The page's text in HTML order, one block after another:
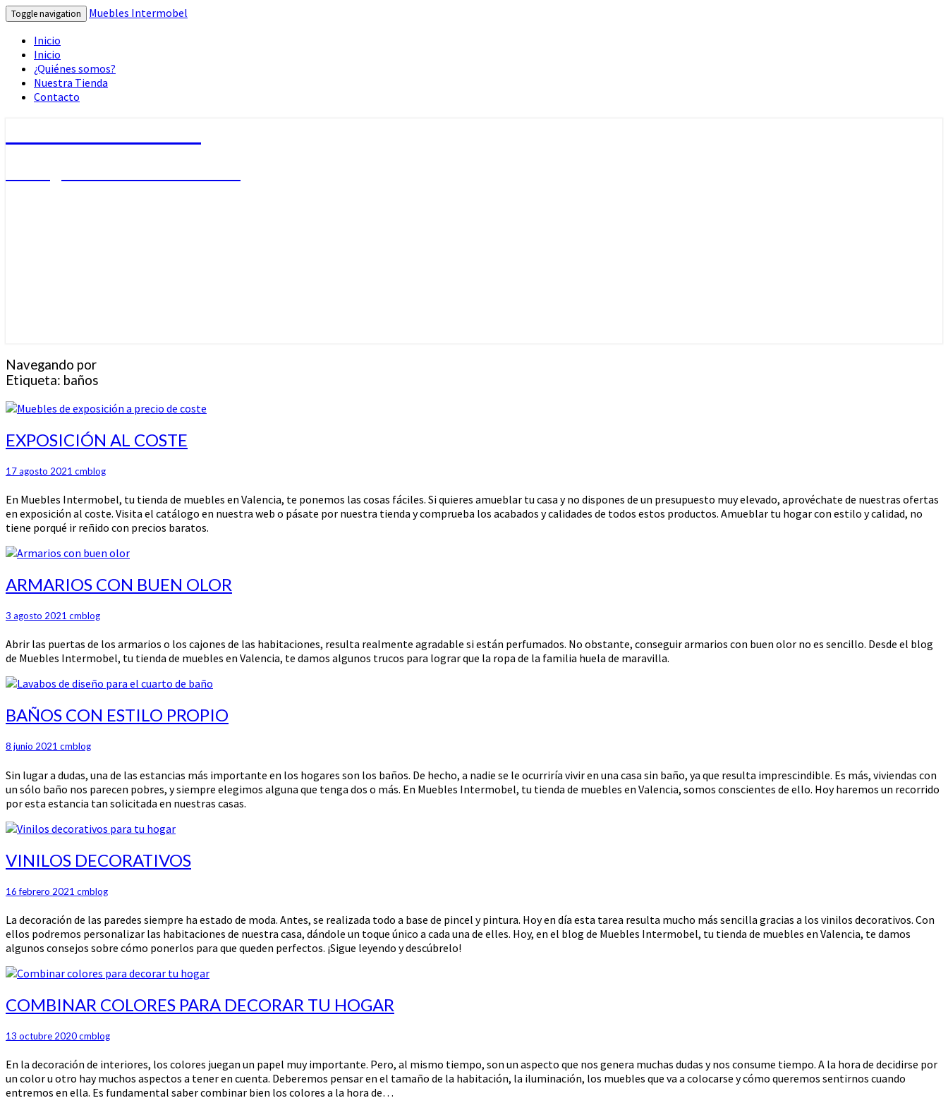
Toggle navigation
Muebles Intermobel
Inicio
Inicio
¿Quiénes somos?
Nuestra Tienda
Contacto
Navegando por
Etiqueta: baños
EXPOSICIÓN
AL
EXPOSICIÓN AL COSTE
17 agosto 2021 cmblog
En Muebles Intermobel, tu tienda de muebles en Valencia, te ponemos las cosas fáciles. Si quieres amueblar tu casa y no dispones de un presupuesto muy elevado, aprovéchate de nuestras ofertas
en exposición al coste. Visita el catálogo en nuestra web o pásate por nuestra tienda y comprueba los acabados y calidades de todos estos productos. Amueblar tu hogar con estilo y calidad, no
tiene porqué ir reñido con precios baratos.
ARMARIOS
CON
BUEN
OLOR
ARMARIOS CON BUEN OLOR
3 agosto 2021 cmblog
Abrir las puertas de los armarios o los cajones de las habitaciones, resulta realmente agradable si están perfumados. No obstante, conseguir armarios con buen olor no es sencillo. Desde el blog
de Muebles Intermobel, tu tienda de muebles en Valencia, te damos algunos trucos para lograr que la ropa de la familia huela de maravilla.
BAÑOS
CON
ESTILO
PROPIO
BAÑOS CON ESTILO PROPIO
8 junio 2021 cmblog
Sin lugar a dudas, una de las estancias más importante en los hogares son los baños. De hecho, a nadie se le ocurriría vivir en una casa sin baño, ya que resulta imprescindible. Es más, viviendas con
un sólo baño nos parecen pobres, y siempre elegimos alguna que tenga dos o más. En Muebles Intermobel, tu tienda de muebles en Valencia, somos conscientes de ello. Hoy haremos un recorrido
por esta estancia tan solicitada en nuestras casas.
VINILOS
DECORATIVOS
VINILOS DECORATIVOS
16 febrero 2021 cmblog
La decoración de las paredes siempre ha estado de moda. Antes, se realizada todo a base de pincel y pintura. Hoy en día esta tarea resulta mucho más sencilla gracias a los vinilos decorativos. Con
ellos podremos personalizar las habitaciones de nuestra casa, dándole un toque único a cada una de elles. Hoy, en el blog de Muebles Intermobel, tu tienda de muebles en Valencia, te damos
algunos consejos sobre cómo ponerlos para que queden perfectos. ¡Sigue leyendo y descúbrelo!
COMBINAR
COLORES
DECORAR
HOGAR
COMBINAR COLORES PARA DECORAR TU HOGAR
13 octubre 2020cmblog
En la decoración de interiores, los colores juegan un papel muy importante. Pero, al mismo tiempo, son un aspecto que nos genera muchas dudas y nos consume tiempo. A la hora de decidirse por
un color u otro hay muchos aspectos a tener en cuenta. Deberemos pensar en el tamaño de la habitación, la iluminación, los muebles que va a colocarse y cómo queremos sentirnos cuando
entremos en ella. Es fundamental saber combinar bien los colores a la hora de…